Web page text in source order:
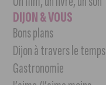
DIJON & VOUS
Bons plans
Dijon à travers le temps
Gastronomie